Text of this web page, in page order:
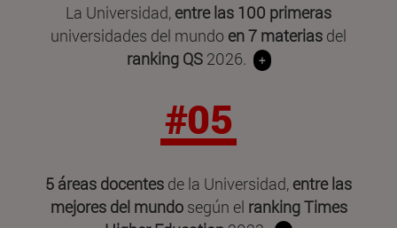
La Universidad, entre las 100 primeras
universidades del mundo en 7 materias del
ranking QS 2026. +
#05
5 áreas docentes de la Universidad, entre las
mejores del mundo según el ranking Times